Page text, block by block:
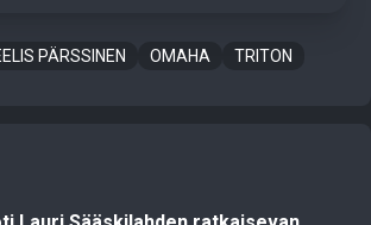
PÄRSSINEN OMAHA TRITON